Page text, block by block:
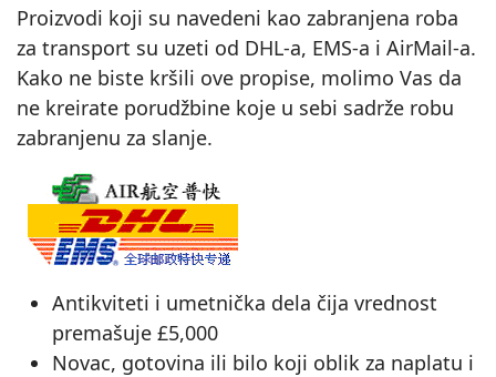
Proizvodi koji su navedeni kao zabranjena roba
za transport su uzeti od DHL‑a, EMS‑a i AirMail‑a.
Kako ne biste kršili ove propise, molimo Vas da
ne kreirate porudžbine koje u sebi sadrže robu
zabranjenu za slanje.
Antikviteti i umetnička dela čija vrednost
premašuje £5,000
Novac, gotovina ili bilo koji oblik za naplatu i